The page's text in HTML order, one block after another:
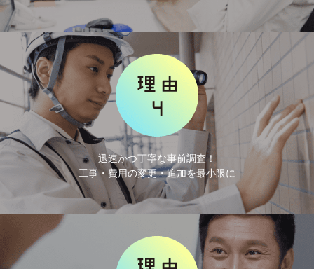
迅速かつ丁寧な事前調査！
工事・費用の変更・追加を最小限に